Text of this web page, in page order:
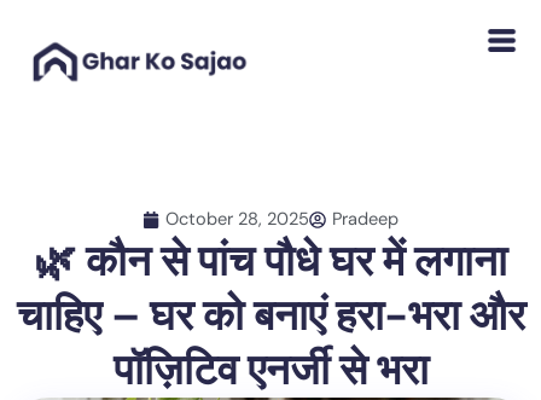
content
October 28, 2025 Pradeep
🌿 कौन से पांच पौधे घर में लगाना
चाहिए – घर को बनाएं हरा-भरा और
पॉज़िटिव एनर्जी से भरा